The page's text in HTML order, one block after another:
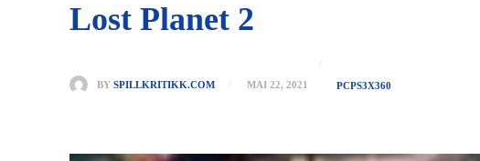
Lost Planet 2
BY SPILLKRITIKK.COM MAI 22, 2021 PCPS3X360